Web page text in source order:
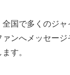
国で多くのジ
ァンへメッセー
す。